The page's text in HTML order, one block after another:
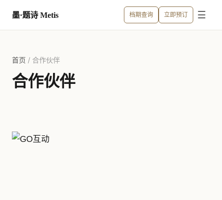
墨·题诗 Metis 档期查询 立即预订 ☰
首页 / 合作伙伴
合作伙伴